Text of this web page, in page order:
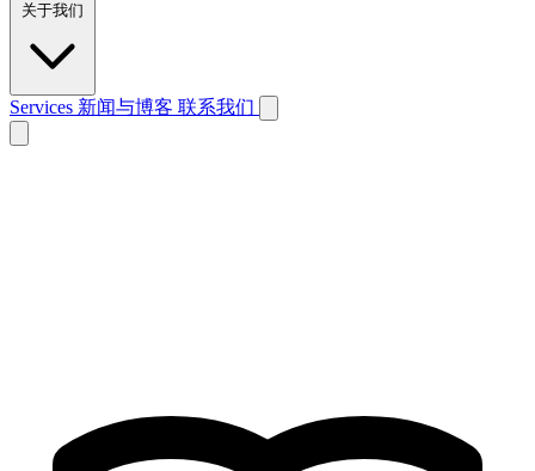
关于我们
Services 新闻与博客 联系我们